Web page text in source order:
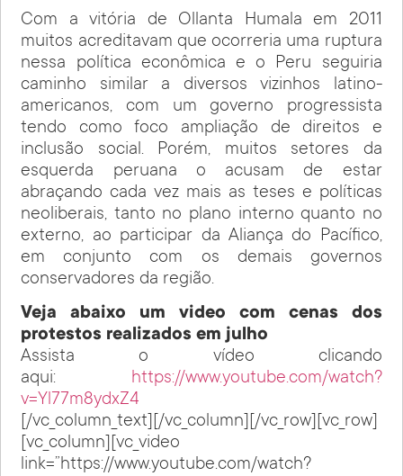
Com a vitória de Ollanta Humala em 2011
muitos acreditavam que ocorreria uma ruptura
nessa política econômica e o Peru seguiria
caminho similar a diversos vizinhos latino-
americanos, com um governo progressista
tendo como foco ampliação de direitos e
inclusão social. Porém, muitos setores da
esquerda peruana o acusam de estar
abraçando cada vez mais as teses e políticas
neoliberais, tanto no plano interno quanto no
externo, ao participar da Aliança do Pacífico,
em conjunto com os demais governos
conservadores da região.
Veja abaixo um video com cenas dos
protestos realizados em julho
Assista o vídeo clicando
aqui: https://www.youtube.com/watch?
v=Yl77m8ydxZ4
[/vc_column_text][/vc_column][/vc_row][vc_row]
[vc_column][vc_video
link=”https://www.youtube.com/watch?